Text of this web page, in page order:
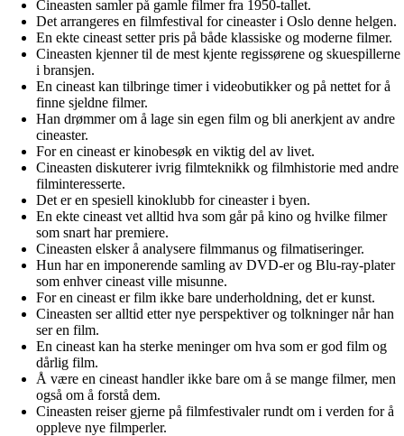
Cineasten samler på gamle filmer fra 1950-tallet.
Det arrangeres en filmfestival for cineaster i Oslo denne helgen.
En ekte cineast setter pris på både klassiske og moderne filmer.
Cineasten kjenner til de mest kjente regissørene og skuespillerne
i bransjen.
En cineast kan tilbringe timer i videobutikker og på nettet for å
finne sjeldne filmer.
Han drømmer om å lage sin egen film og bli anerkjent av andre
cineaster.
For en cineast er kinobesøk en viktig del av livet.
Cineasten diskuterer ivrig filmteknikk og filmhistorie med andre
filminteresserte.
Det er en spesiell kinoklubb for cineaster i byen.
En ekte cineast vet alltid hva som går på kino og hvilke filmer
som snart har premiere.
Cineasten elsker å analysere filmmanus og filmatiseringer.
Hun har en imponerende samling av DVD-er og Blu-ray-plater
som enhver cineast ville misunne.
For en cineast er film ikke bare underholdning, det er kunst.
Cineasten ser alltid etter nye perspektiver og tolkninger når han
ser en film.
En cineast kan ha sterke meninger om hva som er god film og
dårlig film.
Å være en cineast handler ikke bare om å se mange filmer, men
også om å forstå dem.
Cineasten reiser gjerne på filmfestivaler rundt om i verden for å
oppleve nye filmperler.